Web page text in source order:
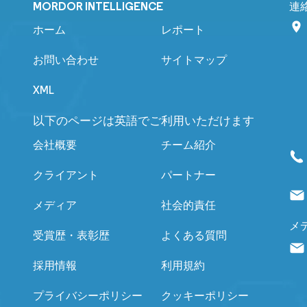
MORDOR INTELLIGENCE
ホーム レポート
お問い合わせ サイトマップ
XML
以下のページは英語でご利用いただけます
会社概要 チーム紹介
クライアント パートナー
メディア 社会的責任
受賞歴・表彰歴 よくある質問
採用情報 利用規約
プライバシーポリシー クッキーポリシー
連
メ